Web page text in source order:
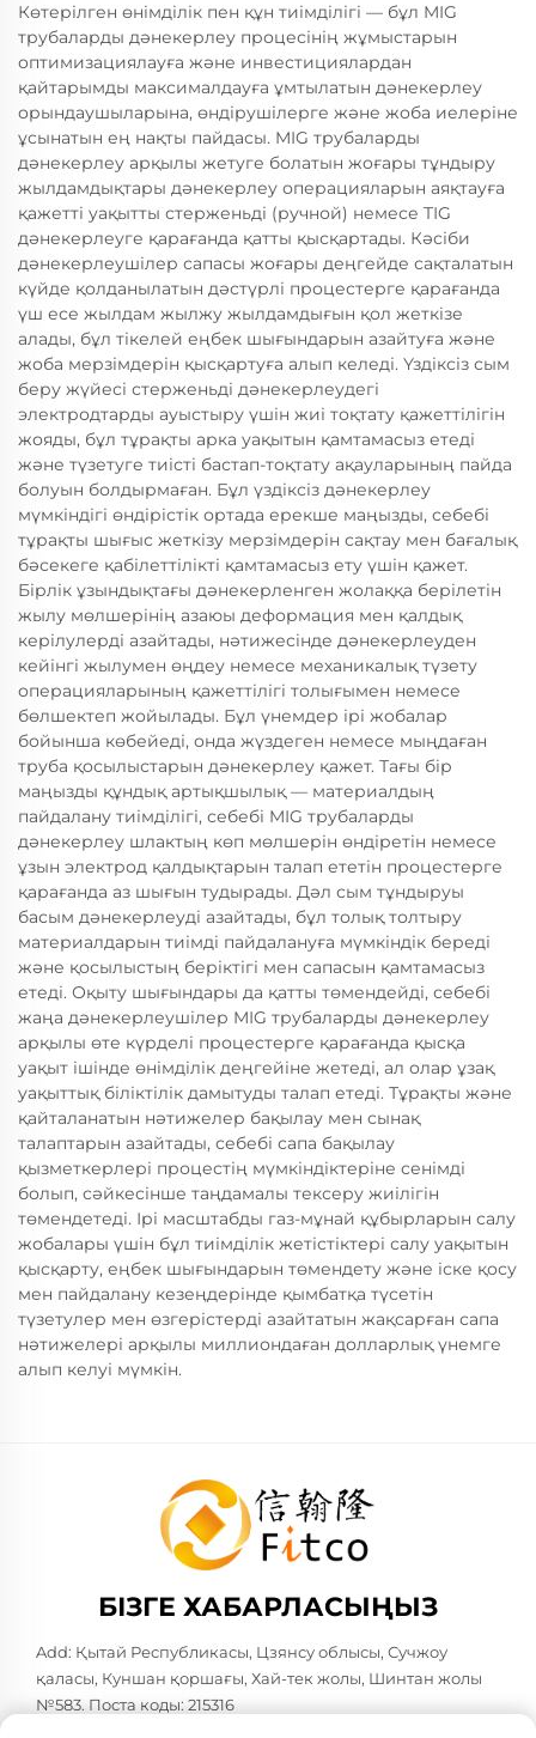
Көтерілген өнімділік пен құн тиімділігі — бұл MIG
трубаларды дәнекерлеу процесінің жұмыстарын
оптимизациялауға және инвестициялардан
қайтарымды максималдауға ұмтылатын дәнекерлеу
орындаушыларына, өндірушілерге және жоба иелеріне
ұсынатын ең нақты пайдасы. MIG трубаларды
дәнекерлеу арқылы жетуге болатын жоғары тұндыру
жылдамдықтары дәнекерлеу операцияларын аяқтауға
қажетті уақытты стерженьді (ручной) немесе TIG
дәнекерлеуге қарағанда қатты қысқартады. Кәсіби
дәнекерлеушілер сапасы жоғары деңгейде сақталатын
күйде қолданылатын дәстүрлі процестерге қарағанда
үш есе жылдам жылжу жылдамдығын қол жеткізе
алады, бұл тікелей еңбек шығындарын азайтуға және
жоба мерзімдерін қысқартуға алып келеді. Үздіксіз сым
беру жүйесі стерженьді дәнекерлеудегі
электродтарды ауыстыру үшін жиі тоқтату қажеттілігін
жояды, бұл тұрақты арка уақытын қамтамасыз етеді
және түзетуге тиісті бастап-тоқтату ақауларының пайда
болуын болдырмаған. Бұл үздіксіз дәнекерлеу
мүмкіндігі өндірістік ортада ерекше маңызды, себебі
тұрақты шығыс жеткізу мерзімдерін сақтау мен бағалық
бәсекеге қабілеттілікті қамтамасыз ету үшін қажет.
Бірлік ұзындықтағы дәнекерленген жолаққа берілетін
жылу мөлшерінің азаюы деформация мен қалдық
керілулерді азайтады, нәтижесінде дәнекерлеуден
кейінгі жылумен өңдеу немесе механикалық түзету
операцияларының қажеттілігі толығымен немесе
бөлшектеп жойылады. Бұл үнемдер ірі жобалар
бойынша көбейеді, онда жүздеген немесе мыңдаған
труба қосылыстарын дәнекерлеу қажет. Тағы бір
маңызды құндық артықшылық — материалдың
пайдалану тиімділігі, себебі MIG трубаларды
дәнекерлеу шлактың көп мөлшерін өндіретін немесе
ұзын электрод қалдықтарын талап ететін процестерге
қарағанда аз шығын тудырады. Дәл сым тұндыруы
басым дәнекерлеуді азайтады, бұл толық толтыру
материалдарын тиімді пайдалануға мүмкіндік береді
және қосылыстың беріктігі мен сапасын қамтамасыз
етеді. Оқыту шығындары да қатты төмендейді, себебі
жаңа дәнекерлеушілер MIG трубаларды дәнекерлеу
арқылы өте күрделі процестерге қарағанда қысқа
уақыт ішінде өнімділік деңгейіне жетеді, ал олар ұзақ
уақыттық біліктілік дамытуды талап етеді. Тұрақты және
қайталанатын нәтижелер бақылау мен сынақ
талаптарын азайтады, себебі сапа бақылау
қызметкерлері процестің мүмкіндіктеріне сенімді
болып, сәйкесінше таңдамалы тексеру жиілігін
төмендетеді. Ірі масштабды газ-мұнай құбырларын салу
жобалары үшін бұл тиімділік жетістіктері салу уақытын
қысқарту, еңбек шығындарын төмендету және іске қосу
мен пайдалану кезеңдерінде қымбатқа түсетін
түзетулер мен өзгерістерді азайтатын жақсарған сапа
нәтижелері арқылы миллиондаған долларлық үнемге
алып келуі мүмкін.
БІЗГЕ ХАБАРЛАСЫҢЫЗ
Add: Қытай Республикасы, Цзянсу облысы, Сучжоу
қаласы, Куншан қоршағы, Хай-тек жолы, Шинтан жолы
№583. Поста коды: 215316